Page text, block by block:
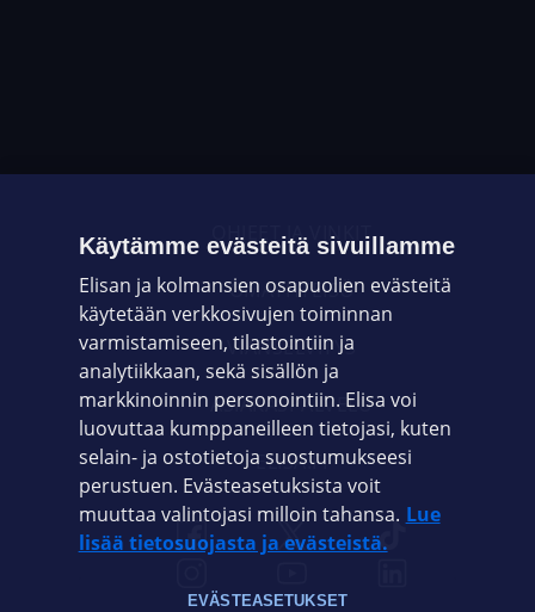
OHJEET JA VINKIT
OMAYHTEISÖ
VIANSELVITYS
ASIAKASPALVELU
ELISA.FI
Käytämme evästeitä sivuillamme
Elisan ja kolmansien osapuolien evästeitä
käytetään verkkosivujen toiminnan
varmistamiseen, tilastointiin ja
analytiikkaan, sekä sisällön ja
markkinoinnin personointiin. Elisa voi
luovuttaa kumppaneilleen tietojasi, kuten
selain- ja ostotietoja suostumukseesi
perustuen. Evästeasetuksista voit
muuttaa valintojasi milloin tahansa. Lue
lisää tietosuojasta ja evästeistä.
EVÄSTEASETUKSET